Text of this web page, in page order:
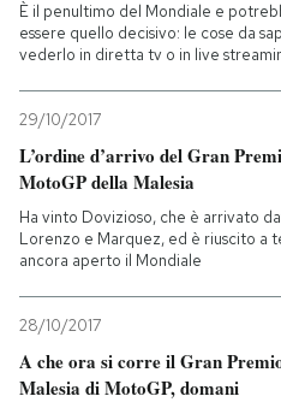
SHOP
CALENDARIO
Entra
È il penultimo del Mondiale e
essere quello decisivo: le cose da
vederlo in diretta tv o in live
29/10/2017
L’ordine d’arrivo del Gran
MotoGP della Malesia
Ha vinto Dovizioso, che è arrivato
Lorenzo e Marquez, ed è riuscito a
ancora aperto il Mondiale
28/10/2017
A che ora si corre il Gran
Malesia di MotoGP, domani